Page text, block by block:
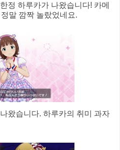
정 하루카가 나왔습니다! 카메
말 깜짝 놀랐었네요.
왔습니다. 하루카의 취미 과자